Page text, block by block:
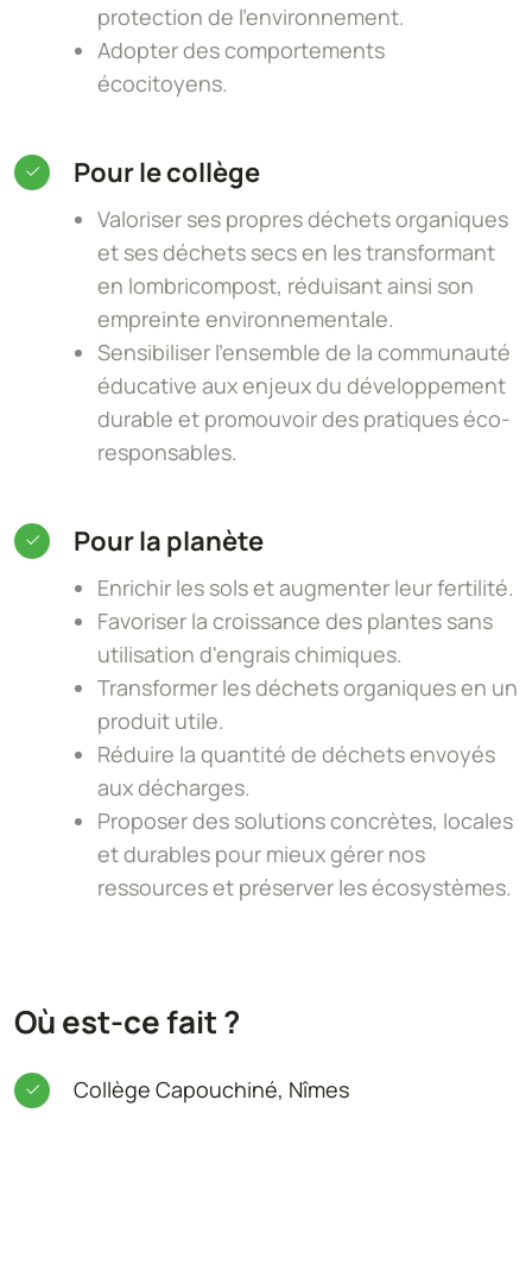
protection de l'environnement.
Adopter des comportements
écocitoyens.
Pour le collège
Valoriser ses propres déchets organiques
et ses déchets secs en les transformant
en lombricompost, réduisant ainsi son
empreinte environnementale.
Sensibiliser l'ensemble de la communauté
éducative aux enjeux du développement
durable et promouvoir des pratiques éco-
responsables.
Pour la planète
Enrichir les sols et augmenter leur fertilité.
Favoriser la croissance des plantes sans
utilisation d'engrais chimiques.
Transformer les déchets organiques en un
produit utile.
Réduire la quantité de déchets envoyés
aux décharges.
Proposer des solutions concrètes, locales
et durables pour mieux gérer nos
ressources et préserver les écosystèmes.
Où est-ce fait ?
Collège Capouchiné, Nîmes